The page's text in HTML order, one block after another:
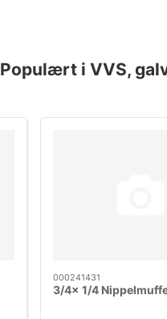
Populært i VVS,
000241431
3/4x 1/4